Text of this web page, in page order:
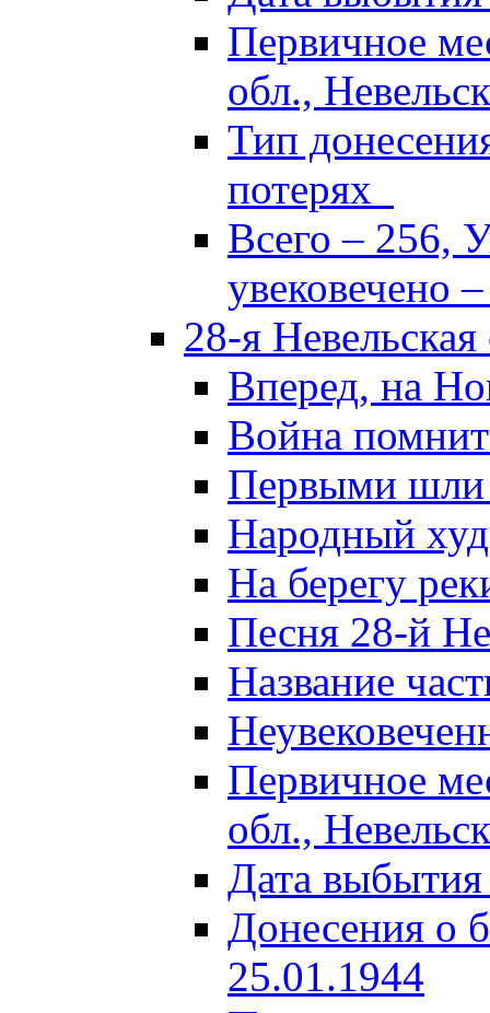
Первичное
обл.,
Тип
потерях
Всего – 256,
увековечено
28-я Невельская
Вперед, на
Война
Первыми шли
Народный
На берегу
Песня 28-й
Название
Первичное
обл.,
Дата
Донесения о
25.01.1944